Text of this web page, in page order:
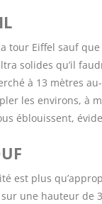
tour Eiffel sauf
solides qu’il
à 13 mètres
les environs, à
éblouissent,
est plus
une hauteur de